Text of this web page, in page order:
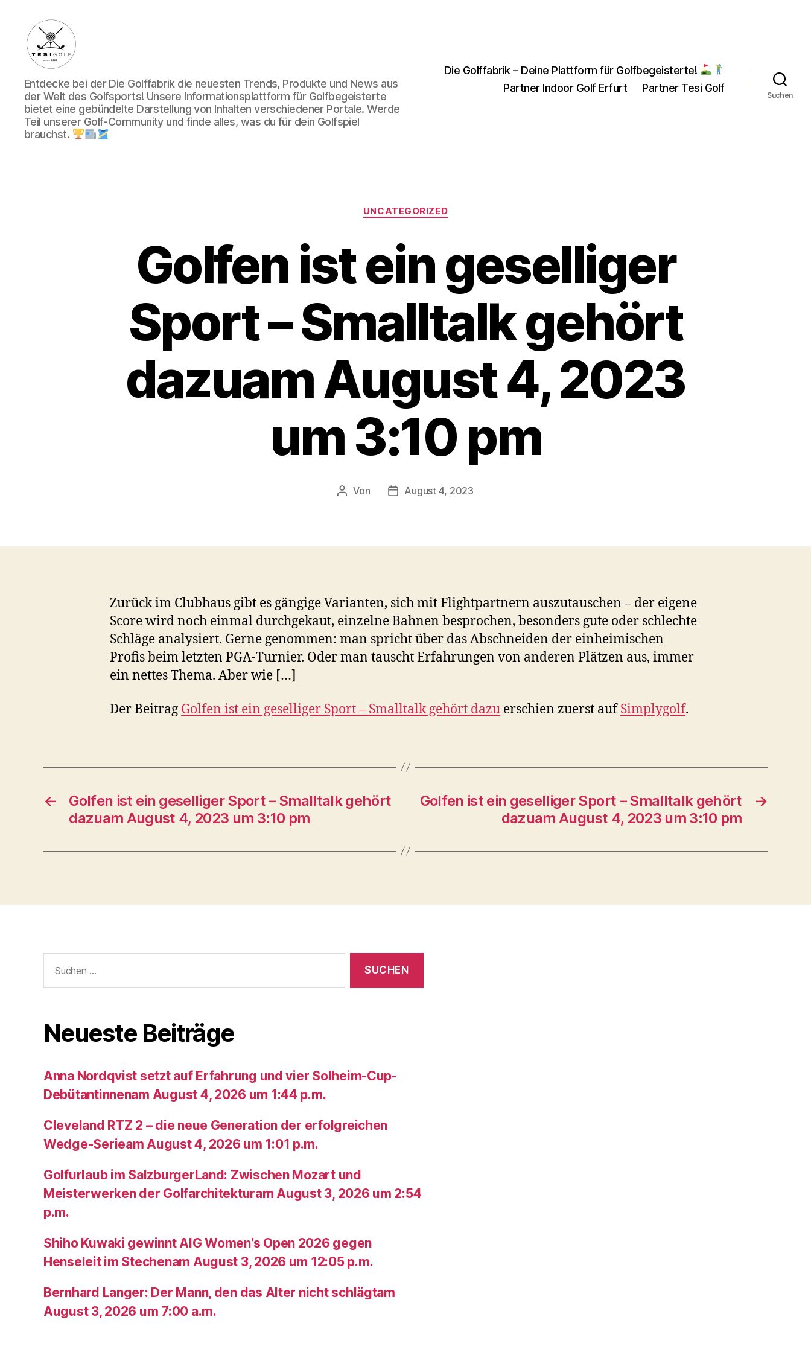
Die
Golffabrik
-
Deine
Plattform
Entdecke bei der Die Golffabrik die neuesten Trends, Produkte und News aus
der Welt des Golfsports! Unsere Informationsplattform für Golfbegeisterte
bietet eine gebündelte Darstellung von Inhalten verschiedener Portale. Werde
Teil unserer Golf-Community und finde alles, was du für dein Golfspiel
brauchst.
Die Golffabrik – Deine Plattform für Golfbegeisterte!
Partner Indoor Golf Erfurt
Partner Tesi Golf
Suchen
Kategorien
UNCATEGORIZED
Golfen ist ein geselliger
Sport – Smalltalk gehört
dazuam August 4, 2023
um 3:10 pm
Beitragsautor
Von Veröffentlichungsdatum
August 4, 2023
Zurück im Clubhaus gibt es gängige Varianten, sich mit Flightpartnern auszutauschen – der eigene
Score wird noch einmal durchgekaut, einzelne Bahnen besprochen, besonders gute oder schlechte
Schläge analysiert. Gerne genommen: man spricht über das Abschneiden der einheimischen
Profis beim letzten PGA-Turnier. Oder man tauscht Erfahrungen von anderen Plätzen aus, immer
ein nettes Thema. Aber wie […]
Der Beitrag Golfen ist ein geselliger Sport – Smalltalk gehört dazu erschien zuerst aufSimplygolf.
←
Golfen ist ein geselliger Sport – Smalltalk gehört
dazuam August 4, 2023 um 3:10 pm
→
Golfen ist ein geselliger Sport – Smalltalk gehört
dazuam August 4, 2023 um 3:10 pm
nach:
Neueste Beiträge
Anna Nordqvist setzt auf Erfahrung und vier Solheim-Cup-
Debütantinnenam August 4, 2026 um 1:44 p.m.
Cleveland RTZ 2 – die neue Generation der erfolgreichen
Wedge-Serieam August 4, 2026 um 1:01 p.m.
Golfurlaub im SalzburgerLand: Zwischen Mozart und
Meisterwerken der Golfarchitekturam August 3, 2026 um 2:54
p.m.
Shiho Kuwaki gewinnt AIG Women’s Open 2026 gegen
Henseleit im Stechenam August 3, 2026 um 12:05 p.m.
Bernhard Langer: Der Mann, den das Alter nicht schlägtam
August 3, 2026 um 7:00 a.m.